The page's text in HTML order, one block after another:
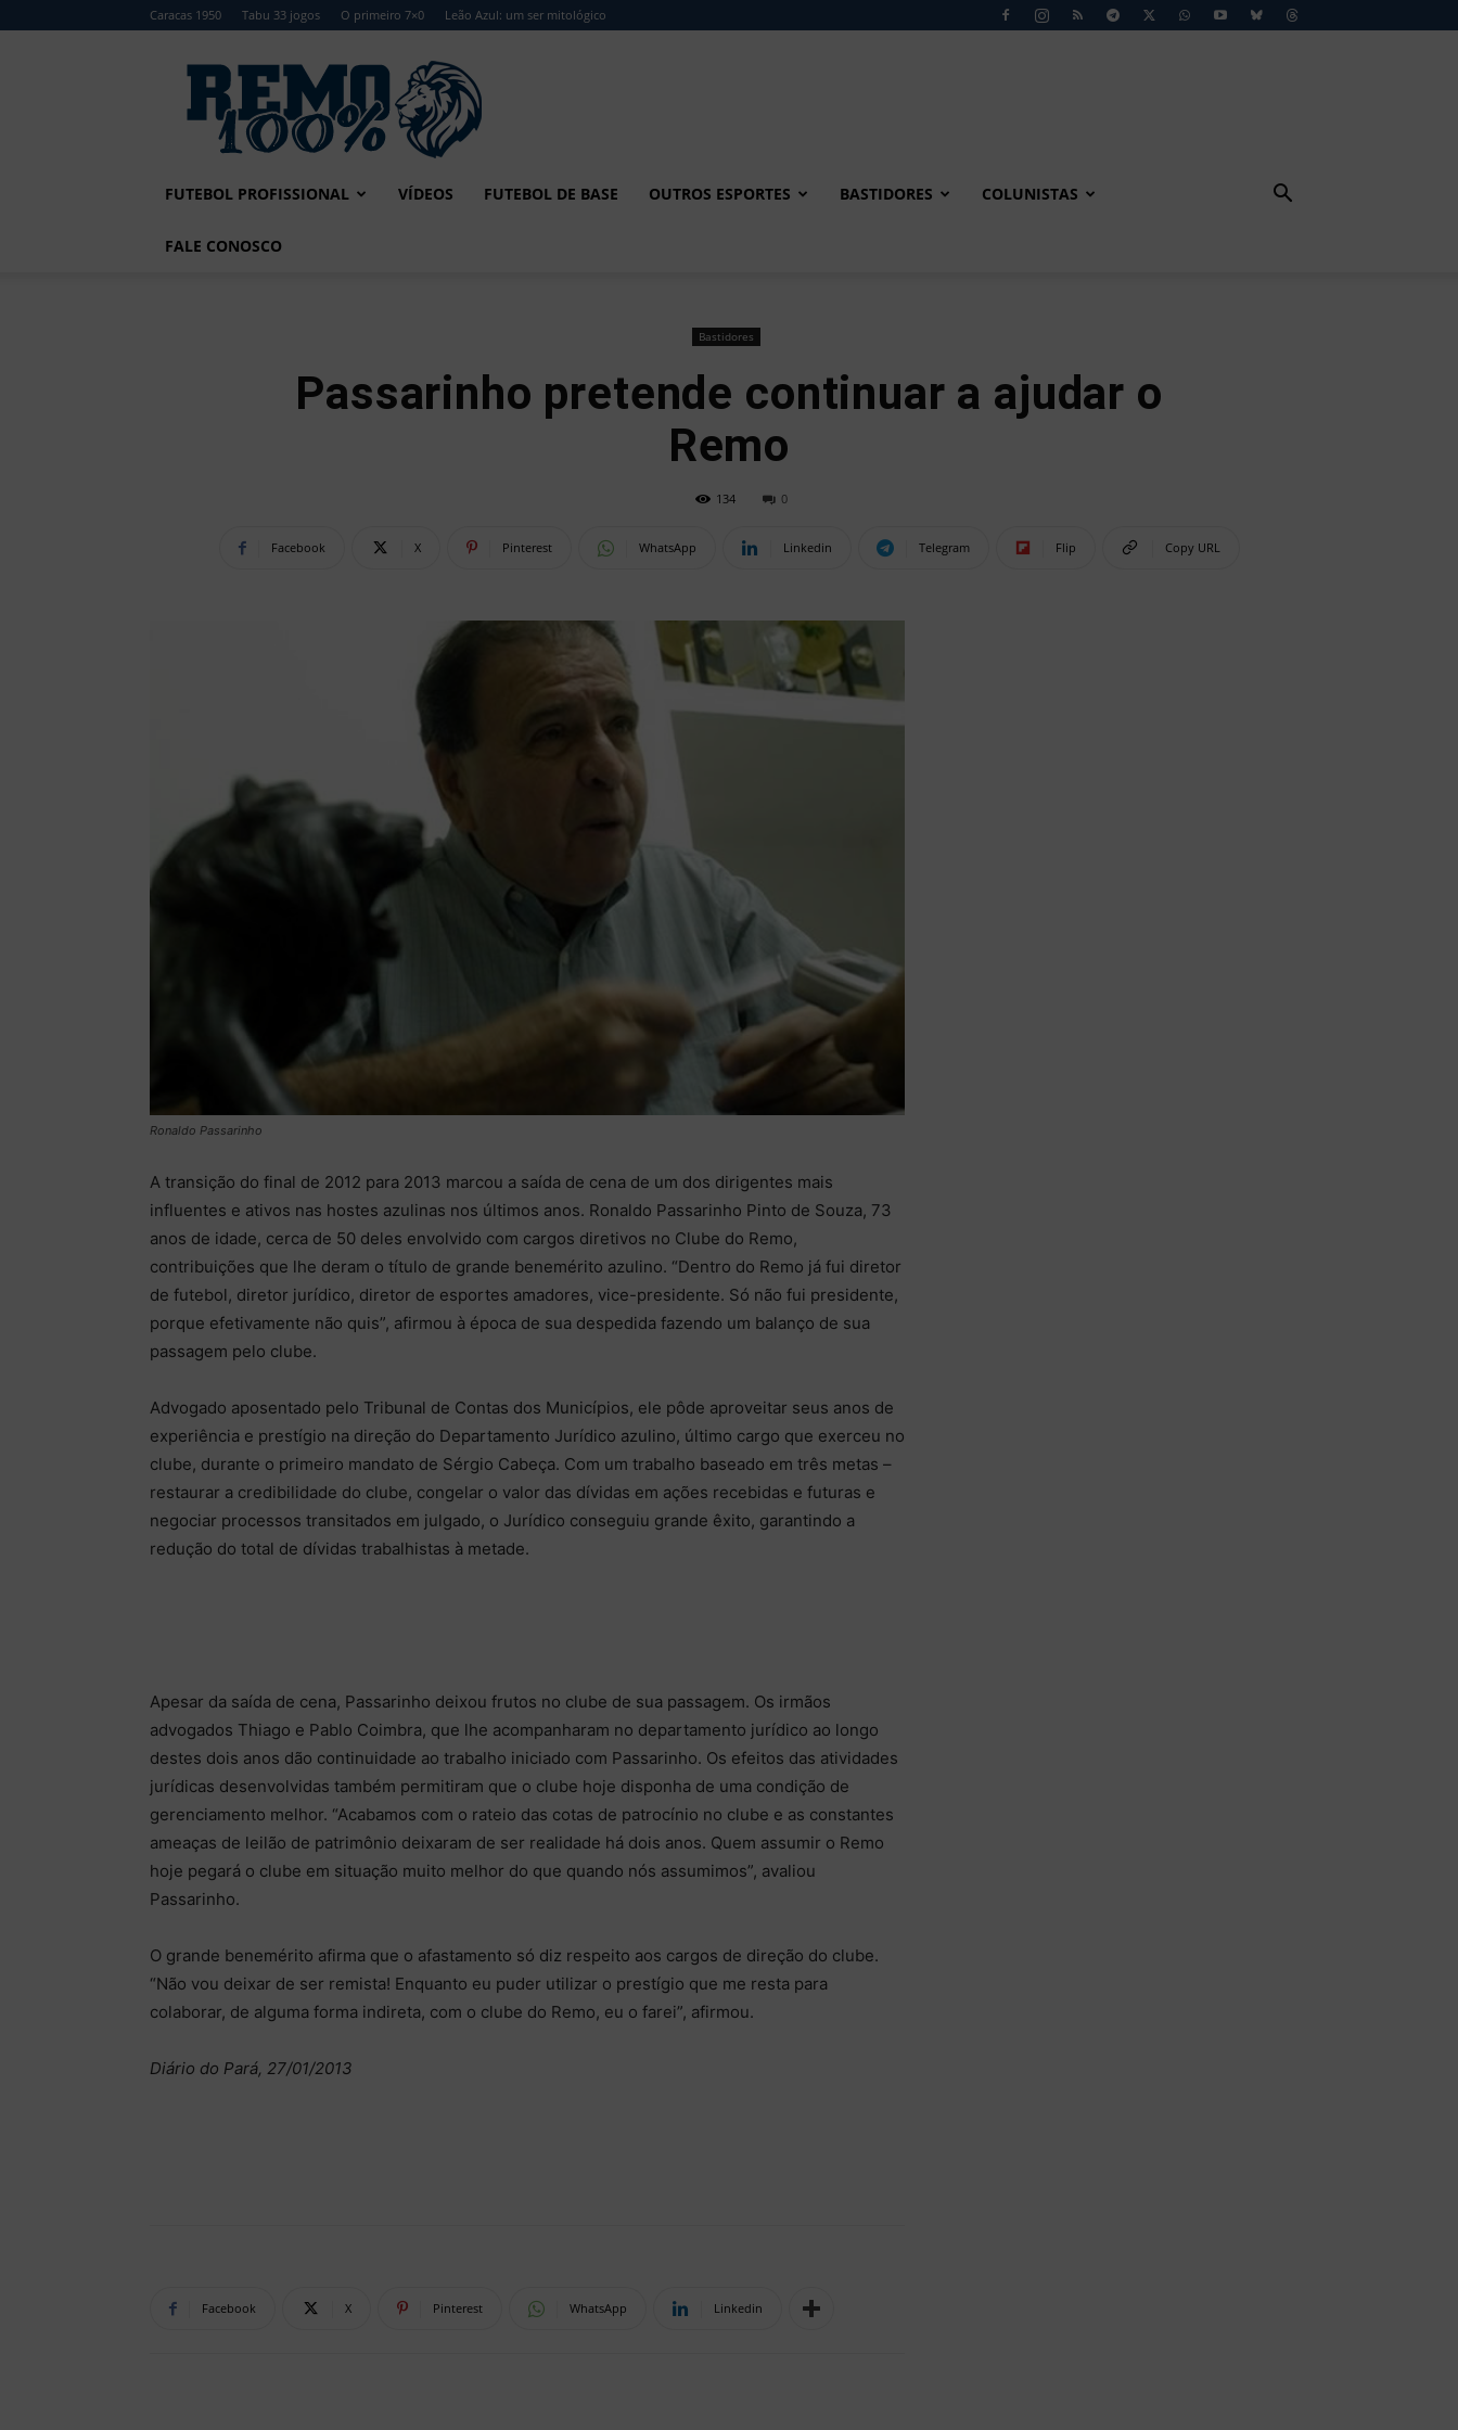
Caracas 1950 Tabu 33 jogos O primeiro 7×0 Leão Azul: um ser mitológico
Remo
FUTEBOL PROFISSIONAL VÍDEOS FUTEBOL DE BASE OUTROS ESPORTES BASTIDORES COLUNISTAS
FALE CONOSCO
Bastidores
Passarinho pretende continuar a ajudar o
Remo
134 0
Facebook X Pinterest WhatsApp Linkedin Telegram Flip Copy URL
Ronaldo Passarinho
A transição do final de 2012 para 2013 marcou a saída de cena de um dos dirigentes mais
influentes e ativos nas hostes azulinas nos últimos anos. Ronaldo Passarinho Pinto de Souza, 73
anos de idade, cerca de 50 deles envolvido com cargos diretivos no Clube do Remo,
contribuições que lhe deram o título de grande benemérito azulino. “Dentro do Remo já fui diretor
de futebol, diretor jurídico, diretor de esportes amadores, vice-presidente. Só não fui presidente,
porque efetivamente não quis”, afirmou à época de sua despedida fazendo um balanço de sua
passagem pelo clube.
Advogado aposentado pelo Tribunal de Contas dos Municípios, ele pôde aproveitar seus anos de
experiência e prestígio na direção do Departamento Jurídico azulino, último cargo que exerceu no
clube, durante o primeiro mandato de Sérgio Cabeça. Com um trabalho baseado em três metas –
restaurar a credibilidade do clube, congelar o valor das dívidas em ações recebidas e futuras e
negociar processos transitados em julgado, o Jurídico conseguiu grande êxito, garantindo a
redução do total de dívidas trabalhistas à metade.
Apesar da saída de cena, Passarinho deixou frutos no clube de sua passagem. Os irmãos
advogados Thiago e Pablo Coimbra, que lhe acompanharam no departamento jurídico ao longo
destes dois anos dão continuidade ao trabalho iniciado com Passarinho. Os efeitos das atividades
jurídicas desenvolvidas também permitiram que o clube hoje disponha de uma condição de
gerenciamento melhor. “Acabamos com o rateio das cotas de patrocínio no clube e as constantes
ameaças de leilão de patrimônio deixaram de ser realidade há dois anos. Quem assumir o Remo
hoje pegará o clube em situação muito melhor do que quando nós assumimos”, avaliou
Passarinho.
O grande benemérito afirma que o afastamento só diz respeito aos cargos de direção do clube.
“Não vou deixar de ser remista! Enquanto eu puder utilizar o prestígio que me resta para
colaborar, de alguma forma indireta, com o clube do Remo, eu o farei”, afirmou.
Diário do Pará, 27/01/2013
Facebook X Pinterest WhatsApp Linkedin